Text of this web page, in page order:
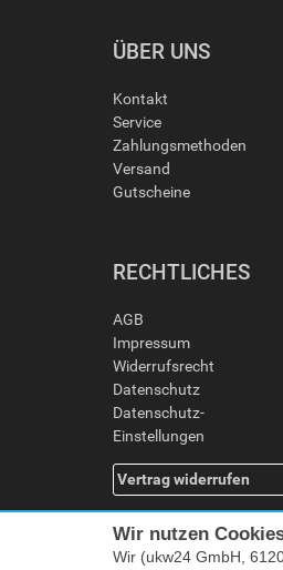
ÜBER UNS
Kontakt
Service
Zahlungsmethoden
Versand
Gutscheine
RECHTLICHES
AGB
Impressum
Widerrufsrecht
Datenschutz
Datenschutz-
Einstellungen
Vertrag widerrufen
Wir nutzen
Wir (ukw24 GmbH,